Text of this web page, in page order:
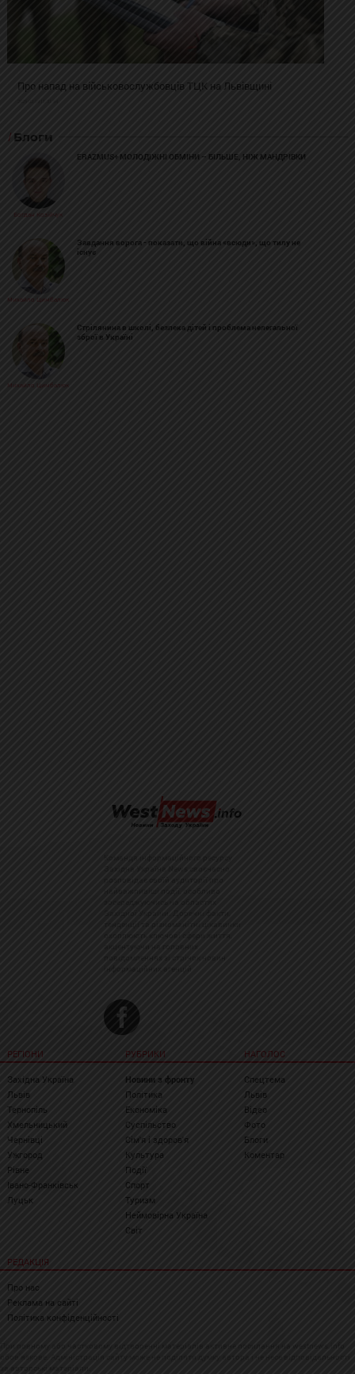
Про напад на військовослужбовців ТЦК на Львівщині
Блоги
Богдан Козійчук
ERAZMUS+ МОЛОДІЖНІ ОБМІНИ – БІЛЬШЕ, НІЖ МАНДРІВКИ
Михайло Цимбалюк
Завдання ворога - показати, що війна «всюди», що тилу не
існує
Михайло Цимбалюк
Стрілянина в школі, безпека дітей і проблема нелегальної
зброї в Україні
РЕГІОНИ
Західна Україна
Львів
Тернопіль
Хмельницький
Чернівці
Ужгород
Рівне
Івано-Франківськ
Луцьк
РУБРИКИ
Новини з фронту
Політика
Економіка
Суспільство
Сім'я і здоров'я
Культура
Події
Спорт
Туризм
Неймовірна Україна
Світ
НАГОЛОС
Спецтема
Львів
Відео
Фото
Блоги
Коментар
РЕДАКЦІЯ
Про нас
Реклама на сайті
Політика конфіденційності